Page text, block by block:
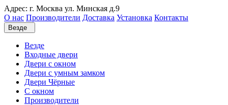
Адрес: г. Москва ул. Минская д.9
О нас Производители Доставка Установка Контакты
Везде
Везде
Входные двери
Двери с окном
Двери с умным замком
Двери Чёрные
C окном
Производители